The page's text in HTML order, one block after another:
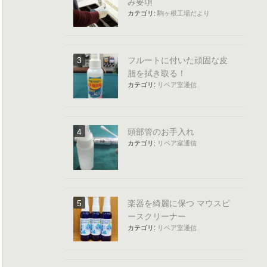
カテゴリ: 駒ヶ根工場だより
フルートに付いた頑固な皮
脂を拭き取る！
カテゴリ: リペア室通信
頭部管のお手入れ
カテゴリ: リペア室通信
楽器を綺麗に保つ マウスピ
ースクリーナー
カテゴリ: リペア室通信